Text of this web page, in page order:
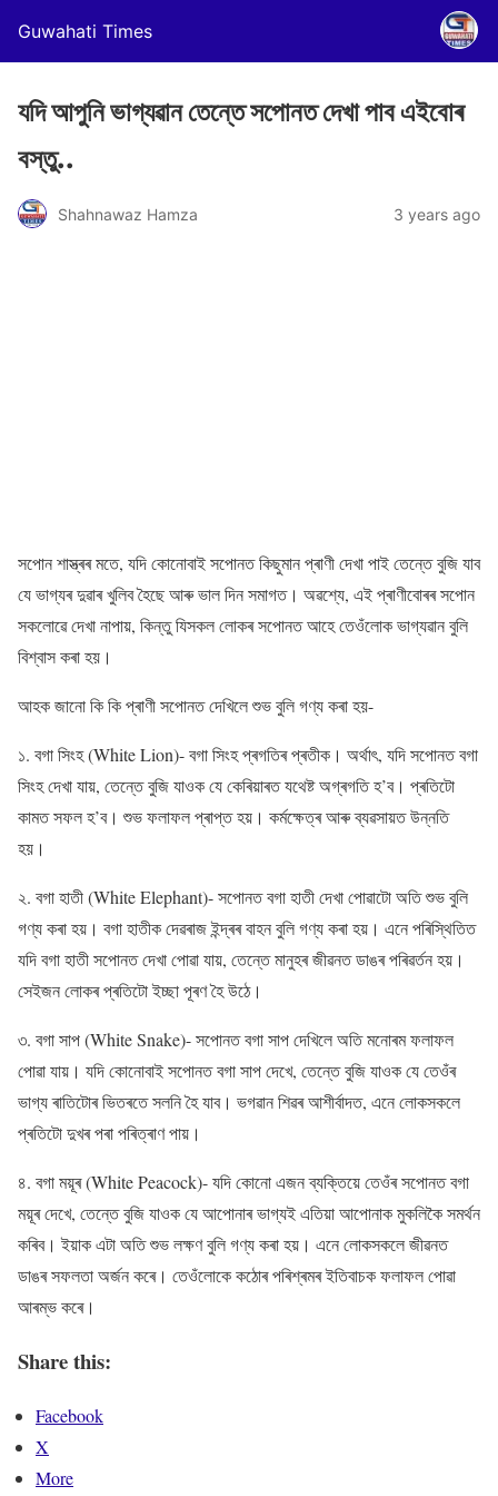
Guwahati Times
যদি আপুনি ভাগ্যৱান তেন্তে সপোনত দেখা পাব এইবোৰ
বস্তু..
Shahnawaz Hamza 3 years ago
সপোন শাস্ত্ৰৰ মতে, যদি কোনোবাই সপোনত কিছুমান প্ৰাণী দেখা পাই তেন্তে বুজি যাব
যে ভাগ্যৰ দুৱাৰ খুলিব হৈছে আৰু ভাল দিন সমাগত। অৱশ্যে, এই প্ৰাণীবোৰৰ সপোন
সকলোৱে দেখা নাপায়, কিন্তু যিসকল লোকৰ সপোনত আহে তেওঁলোক ভাগ্যৱান বুলি
বিশ্বাস কৰা হয়।
আহক জানো কি কি প্ৰাণী সপোনত দেখিলে শুভ বুলি গণ্য কৰা হয়-
১. বগা সিংহ (White Lion)- বগা সিংহ প্ৰগতিৰ প্ৰতীক। অৰ্থাৎ, যদি সপোনত বগা
সিংহ দেখা যায়, তেন্তে বুজি যাওক যে কেৰিয়াৰত যথেষ্ট অগ্ৰগতি হ’ব। প্ৰতিটো
কামত সফল হ’ব। শুভ ফলাফল প্ৰাপ্ত হয়। কৰ্মক্ষেত্ৰ আৰু ব্যৱসায়ত উন্নতি
হয়।
২. বগা হাতী (White Elephant)- সপোনত বগা হাতী দেখা পোৱাটো অতি শুভ বুলি
গণ্য কৰা হয়। বগা হাতীক দেৱৰাজ ইন্দ্ৰৰ বাহন বুলি গণ্য কৰা হয়। এনে পৰিস্থিতিত
যদি বগা হাতী সপোনত দেখা পোৱা যায়, তেন্তে মানুহৰ জীৱনত ডাঙৰ পৰিৱৰ্তন হয়।
সেইজন লোকৰ প্ৰতিটো ইচ্ছা পূৰণ হৈ উঠে।
৩. বগা সাপ (White Snake)- সপোনত বগা সাপ দেখিলে অতি মনোৰম ফলাফল
পোৱা যায়। যদি কোনোবাই সপোনত বগা সাপ দেখে, তেন্তে বুজি যাওক যে তেওঁৰ
ভাগ্য ৰাতিটোৰ ভিতৰতে সলনি হৈ যাব। ভগৱান শিৱৰ আশীৰ্বাদত, এনে লোকসকলে
প্ৰতিটো দুখৰ পৰা পৰিত্ৰাণ পায়।
৪. বগা ময়ূৰ (White Peacock)- যদি কোনো এজন ব্যক্তিয়ে তেওঁৰ সপোনত বগা
ময়ূৰ দেখে, তেন্তে বুজি যাওক যে আপোনাৰ ভাগ্যই এতিয়া আপোনাক মুকলিকৈ সমৰ্থন
কৰিব। ইয়াক এটা অতি শুভ লক্ষণ বুলি গণ্য কৰা হয়। এনে লোকসকলে জীৱনত
ডাঙৰ সফলতা অৰ্জন কৰে। তেওঁলোকে কঠোৰ পৰিশ্ৰমৰ ইতিবাচক ফলাফল পোৱা
আৰম্ভ কৰে।
Share this:
Facebook
X
More